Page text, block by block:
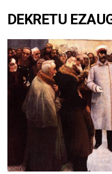
DEKRETU